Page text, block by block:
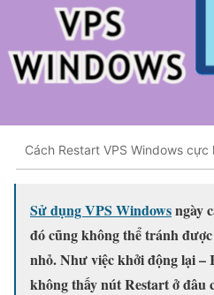
Cách Restart VPS Windows cực
Sử dụng VPS Windowsngày
đó cũng không thể tránh
nhỏ. Như việc khởi động lại –
không thấy nút Restart ở đâu